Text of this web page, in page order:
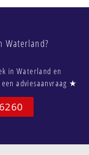
Waterland?
in Waterland en
adviesaanvraag ★